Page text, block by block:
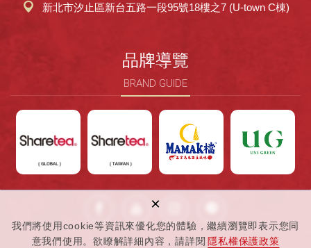
我們將使用cookie等資訊來優化您的體驗，繼續瀏覽即表示您同
意我們使用。欲瞭解詳細內容，請詳閱 隱私權保護政策
×
新北市汐止區新台五路一段95號18樓之7 (U-town C棟)
品牌導覽
BRAND GUIDE